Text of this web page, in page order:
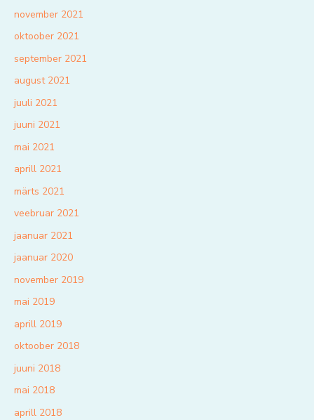
november 2021
oktoober 2021
september 2021
august 2021
juuli 2021
juuni 2021
mai 2021
aprill 2021
märts 2021
veebruar 2021
jaanuar 2021
jaanuar 2020
november 2019
mai 2019
aprill 2019
oktoober 2018
juuni 2018
mai 2018
aprill 2018